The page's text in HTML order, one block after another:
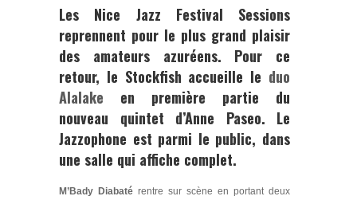
Les Nice Jazz Festival Sessions
reprennent pour le plus grand plaisir
des amateurs azuréens. Pour ce
retour, le Stockfish accueille le duo
Alalake en première partie du
nouveau quintet d’Anne Paseo. Le
Jazzophone est parmi le public, dans
une salle qui affiche complet.
M’Bady Diabaté rentre sur scène en portant deux